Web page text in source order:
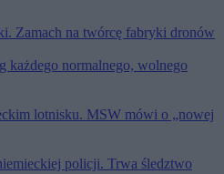
Zamach na twórcę fabryki dronów
każdego normalnego, wolnego
lotnisku. MSW mówi o „nowej
policji. Trwa śledztwo